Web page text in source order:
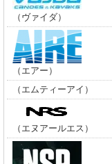
（ヴァイダ）
（エアー）
（エムティーアイ）
（エヌアールエス）